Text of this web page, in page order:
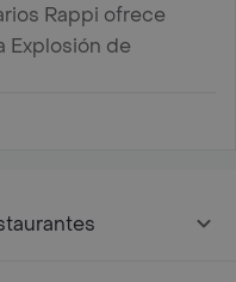
Rappi ofrece
Explosión de